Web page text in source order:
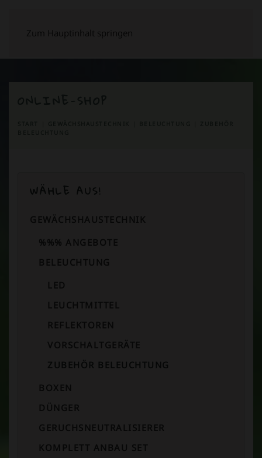
Zum Hauptinhalt springen
WÄHLE AUS!
GEWÄCHSHAUSTECHNIK
%%% ANGEBOTE
BELEUCHTUNG
LED
LEUCHTMITTEL
REFLEKTOREN
VORSCHALTGERÄTE
ZUBEHÖR BELEUCHTUNG
BOXEN
DÜNGER
GERUCHSNEUTRALISIERER
KOMPLETT ANBAU SET